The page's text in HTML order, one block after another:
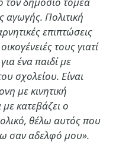
αγωγής. Πολιτική
επιπτώσεις
τους γιατί
ένα παιδί με
σχολείου. Είναι
με κινητική
κατεβάζει ο
θέλω αυτός που
σαν αδελφό μου».